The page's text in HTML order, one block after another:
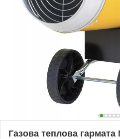
Газова теплова гармата